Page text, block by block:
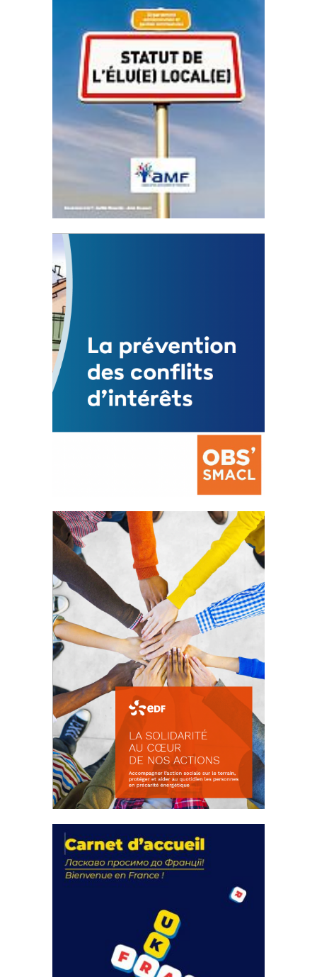
Statut de l’élu local
3 avril 2024
Mise à jour avril 2024
FEUILLETER
La prévention des conflits
d’intérêts
18 septembre 2023
FEUILLETER
actions
18 septembre 2023
FEUILLETER